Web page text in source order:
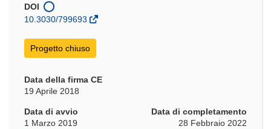
una
nuova
DOI
10.3030/799693
Progetto chiuso
Data della firma CE
19 Aprile 2018
Data di avvio
1 Marzo 2019
Data di completamento
28 Febbraio 2022